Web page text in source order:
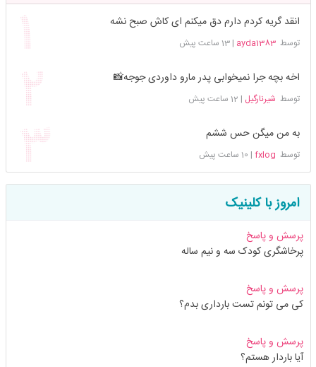
انقد گریه کردم دارم دق میکنم ای کاش صبح نشه
توسطayda1383
|13 ساعت پیش
اخه بچه جرا نمیخوابی پدر مارو داوردی جوجه📸
توسط شیرنارگیل | 12 ساعت پیش
به من میگن حس ششم
توسط fxlog
| 10 ساعت پیش
امروز با کلینیک
پرسش و پاسخ
پرخاشگری کودک سه و نیم ساله
پرسش و پاسخ
کی می تونم تست بارداری بدم؟
پرسش و پاسخ
آیا باردار هستم؟